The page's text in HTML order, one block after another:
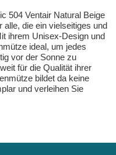
504 Ventair Natural Beige
die ein vielseitiges und
ihrem Unisex-Design und
ideal, um jedes
vor der Sonne zu
für die Qualität ihrer
bildet da keine
und verleihen Sie